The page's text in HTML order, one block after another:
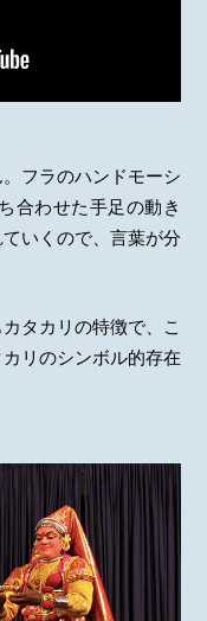
フラのハンドモーシ
合わせた手足の動き
いくので、言葉が分
タカリの特徴で、こ
リのシンボル的存在